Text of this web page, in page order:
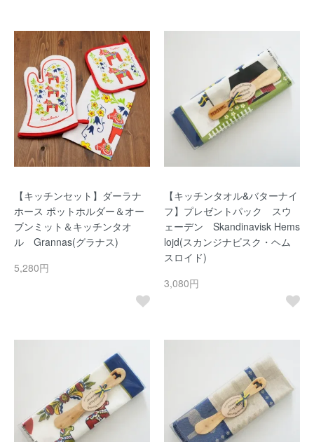
【キッチンセット】ダーラナ
ホース ポットホルダー＆オー
ブンミット＆キッチンタオ
ル Grannas(グラナス)
5,280円
【キッチンタオル&バターナイ
フ】プレゼントパック スウ
ェーデン Skandinavisk Hems
lojd(スカンジナビスク・ヘム
スロイド)
3,080円